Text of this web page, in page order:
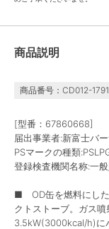
商品説明
商品番号：CD012-
[型番：67860668]
届出事業者:新富士バ
PSマークの種類
登録検査機関名称:一
■ OD缶を燃料にした
クトストーブ。ガス
3.5kW(3000kcal/h)に